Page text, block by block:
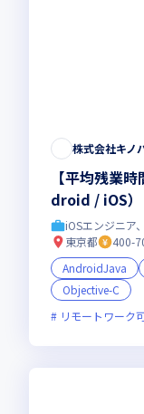
株式会社キノ
【平均残業
droid / iOS）
iOSエンジニア
東京都
400-
AndroidJava
Objective-C
リモートワーク